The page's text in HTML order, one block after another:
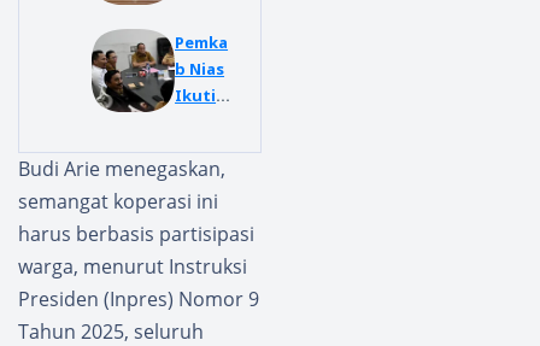
Tenga
h
Penata
Keram
ba
Silalahi
II,
Keputu
san
Final
Tungg
Pemka
b Nias
Ikuti
Penge
ndalia
n
Inflasi
Sosiali
sasi
Peruba
Budi Arie menegaskan,
semangat koperasi ini
harus berbasis partisipasi
warga, menurut Instruksi
Presiden (Inpres) Nomor 9
Tahun 2025, seluruh